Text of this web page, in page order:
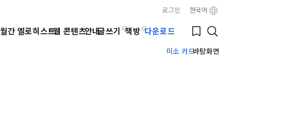
로그인 한국어
Bookmark
Search
월간 엘로히스트웹 콘텐츠안내글쓰기 책방 다운로드
미소 카드바탕화면